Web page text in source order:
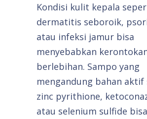
Kondisi kulit kepala
dermatitis seboroik,
atau infeksi jamur bisa
menyebabkan
berlebihan. Sampo yang
mengandung bahan
zinc pyrithione,
atau selenium sulfide bisa